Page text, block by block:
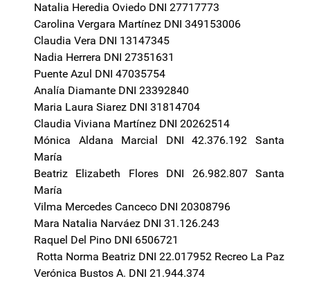
Natalia Heredia Oviedo DNI 27717773
Carolina Vergara Martínez DNI 349153006
Claudia Vera DNI 13147345
Nadia Herrera DNI 27351631
Puente Azul DNI 47035754
Analía Diamante DNI 23392840
Maria Laura Siarez DNI 31814704
Claudia Viviana Martínez DNI 20262514
Mónica Aldana Marcial DNI 42.376.192 Santa
María
Beatriz Elizabeth Flores DNI 26.982.807 Santa
María
Vilma Mercedes Canceco DNI 20308796
Mara Natalia Narváez DNI 31.126.243
Raquel Del Pino DNI 6506721
Rotta Norma Beatriz DNI 22.017952 Recreo La Paz
Verónica Bustos A. DNI 21.944.374